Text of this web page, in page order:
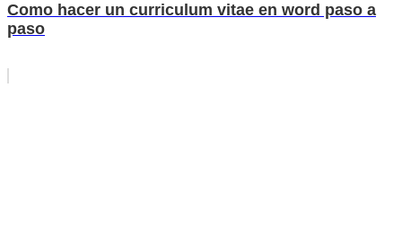
Como hacer un curriculum vitae en word paso a
paso